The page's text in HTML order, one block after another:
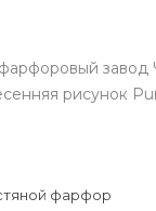
рисунок
фарфор